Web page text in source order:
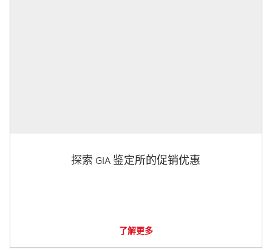
探索 GIA 鉴定所的促销优惠
了解更多